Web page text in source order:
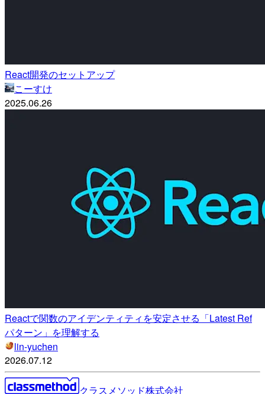
React開発のセットアップ
こーすけ
2025.06.26
Reactで関数のアイデンティティを安定させる「Latest Ref
パターン」を理解する
lin-yuchen
2026.07.12
クラスメソッド株式会社